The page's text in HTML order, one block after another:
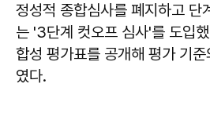
정성적 종합심사를 폐지하고 단
는 '3단계 컷오프 심사'를 도입
합성 평가표를 공개해 평가 기
였다.